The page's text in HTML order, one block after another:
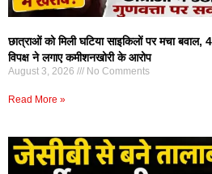
छात्राओं को मिली घटिया साइकिलों पर मचा
विपक्ष ने लगाए कमीशनखोरी के आरोप
August 3, 2026 No Comments
Read More »